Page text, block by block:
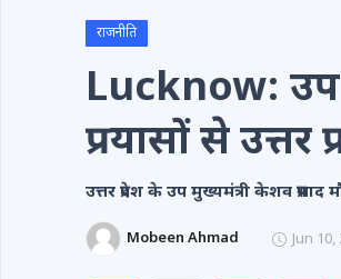
Contacts
राजनीति
Lucknow: उप
प्रयासों से
उत्तर प्रदेश के उप मुख्यमंत्री केशव
Mobeen Ahmad Jun